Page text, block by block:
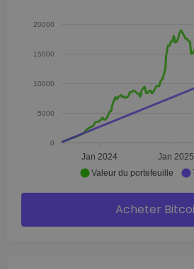
20000
15000
10000
5000
0
Jan 2024 Jan 2025
Valeur du portefeuille
Acheter